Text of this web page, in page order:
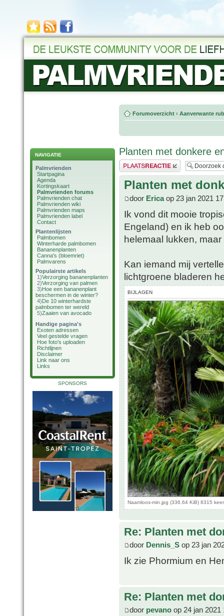
NAVIGATIE
Palmvrienden
Startpagina
Agenda
Kortingskaart
Palmvrienden forums
Palmvrienden chat
Palmvrienden wiki
Palmvrienden maps
Palmvrienden label
Contact
Plantenlijsten
Palmbomen
Winterharde palmbomen
Bananenplanten
Canna's (bloemriet)
Palmvarens
Populairste artikels
1)Verzorging bananenplanten
2)Verzorging van palmen
3)Hoe een bananenplant
beschermen in de winter?
4)De 10 winterhardste
palmbomen ter wereld
5)Zaaien van avocado
Handige pagina's
Exoten adressen
Veel gestelde vragen
Hoe foto's uploaden
Richtlijnen
Disclaimer
Link naar ons
Links
SPONSORS
Forumoverzicht ‹ Aanverwante
Planten met donkere
Plaats een reactie
Planten met
door Ericaop 23 jan 2021
Ik vond dit mooie
Engeland) en ik heb
helemaal lukken,
Kan iemand mij
lichtgroene bladeren
BIJLAGEN
Naamloos-min.jpg (336.64 KiB) 8315
Re: Planten met
door Dennis_S op 23 jan
Ik zie Phormium en
Re: Planten met
door pevano op 24 jan 2021